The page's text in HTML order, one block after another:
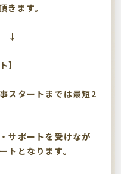
きます。
】
スタートまでは最短2
サポートを受けなが
トとなります。